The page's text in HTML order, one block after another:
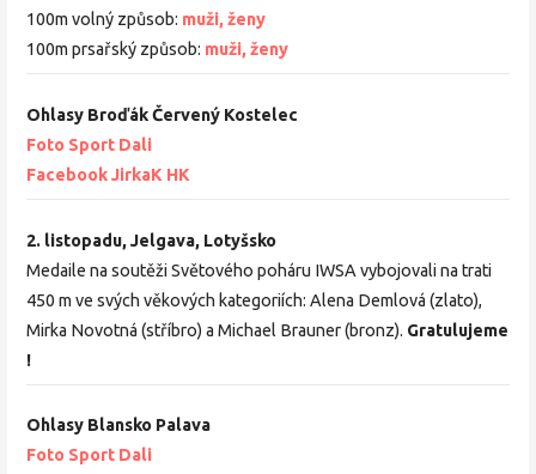
100m volný způsob: muži, ženy
100m prsařský způsob: muži, ženy
Ohlasy Broďák Červený Kostelec
Foto Sport Dali
Facebook JirkaK HK
2. listopadu, Jelgava, Lotyšsko
Medaile na soutěži Světového poháru IWSA vybojovali na trati
450 m ve svých věkových kategoriích: Alena Demlová (zlato),
Mirka Novotná (stříbro) a Michael Brauner (bronz). Gratulujeme
!
Ohlasy Blansko Palava
Foto Sport Dali